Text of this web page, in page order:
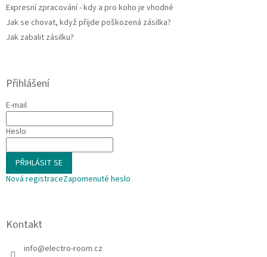
Expresní zpracování - kdy a pro koho je vhodné
Jak se chovat, když přijde poškozená zásilka?
Jak zabalit zásilku?
Přihlášení
E-mail
Heslo
PŘIHLÁSIT SE
Nová registraceZapomenuté heslo
Kontakt
info@electro-room.cz